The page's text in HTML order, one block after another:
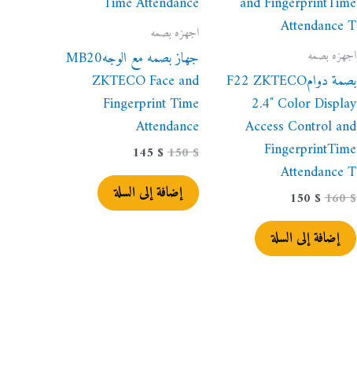
اجهزه بصمه
بصمة دوامF22 ZKTECO
2.4″ Color Display
Access Control and
FingerprintTime
Attendance T
160$
150 $
إضافة إلى السلة
اجهزه بصمه
جهاز بصمه مع الوجهMB20
ZKTECO Face and
Fingerprint Time
Attendance
150$
145 $
إضافة إلى السلة